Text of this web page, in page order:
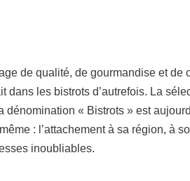
de qualité, de gourmandise et de
dans les bistrots d’autrefois. La
« Bistrots » est
: l’attachement à sa région, à
inoubliables.